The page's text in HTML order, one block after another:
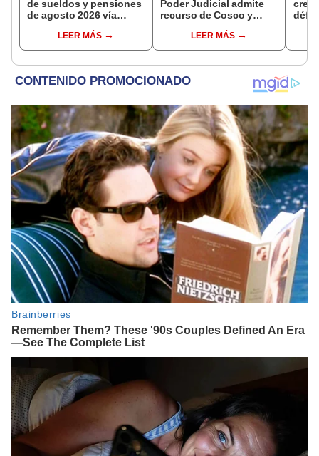
de sueldos y pensiones
de agosto 2026 vía
conoce las fechas de
depósito
LEER MÁS
Poder Judicial admite
recurso de Cosco y
llegará al Tribunal
Constitucional
LEER MÁS